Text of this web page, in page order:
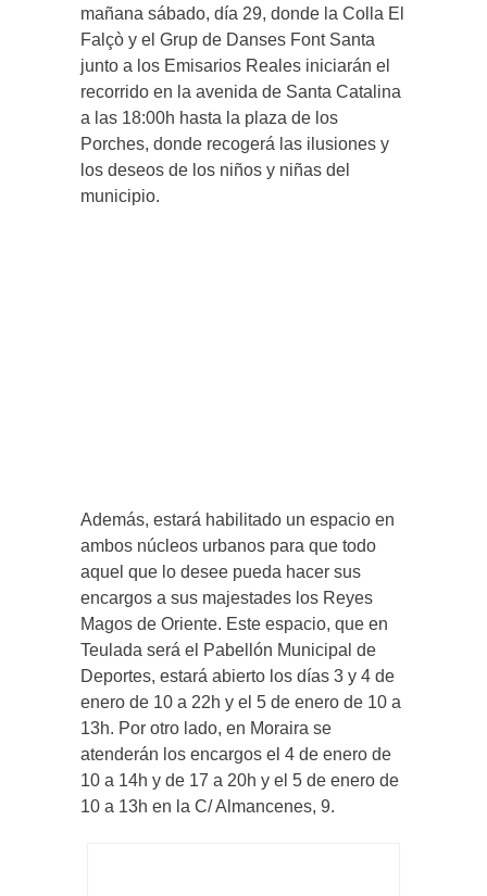
mañana sábado, día 29, donde la Colla El
Falçò y el Grup de Danses Font Santa
junto a los Emisarios Reales iniciarán el
recorrido en la avenida de Santa Catalina
a las 18:00h hasta la plaza de los
Porches, donde recogerá las ilusiones y
los deseos de los niños y niñas del
municipio.
Además, estará habilitado un espacio en
ambos núcleos urbanos para que todo
aquel que lo desee pueda hacer sus
encargos a sus majestades los Reyes
Magos de Oriente. Este espacio, que en
Teulada será el Pabellón Municipal de
Deportes, estará abierto los días 3 y 4 de
enero de 10 a 22h y el 5 de enero de 10 a
13h. Por otro lado, en Moraira se
atenderán los encargos el 4 de enero de
10 a 14h y de 17 a 20h y el 5 de enero de
10 a 13h en la C/ Almancenes, 9.